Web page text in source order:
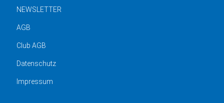
NEWSLETTER
AGB
Club AGB
Datenschutz
Impressum